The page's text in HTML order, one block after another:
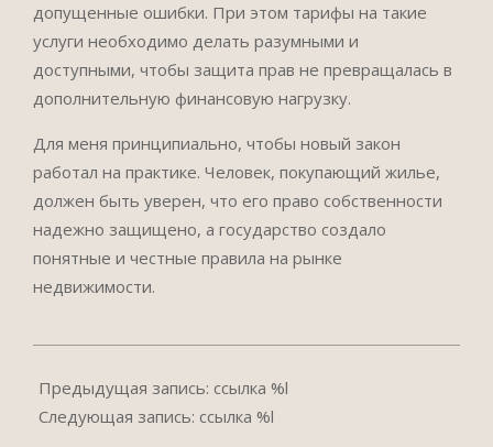
допущенные ошибки. При этом тарифы на такие
услуги необходимо делать разумными и
доступными, чтобы защита прав не превращалась в
дополнительную финансовую нагрузку.
Для меня принципиально, чтобы новый закон
работал на практике. Человек, покупающий жилье,
должен быть уверен, что его право собственности
надежно защищено, а государство создало
понятные и честные правила на рынке
недвижимости.
02-
04
Предыдущая запись: ссылка %l
Следующая запись: ссылка %l